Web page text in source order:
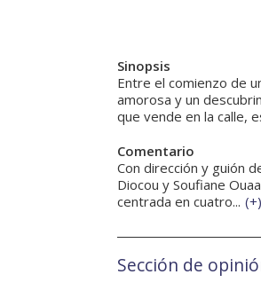
Sinopsis
Entre el comienzo de
amorosa y un
que vende en la calle,
Comentario
Con dirección y guión
Diocou y Soufiane
centrada en cuatro... (+)
Sección de